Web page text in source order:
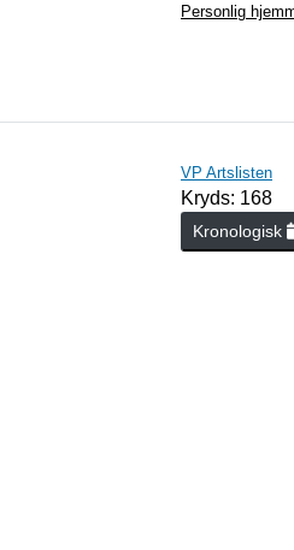
Personlig
VP Artslisten
Kryds: 168
Kronologisk